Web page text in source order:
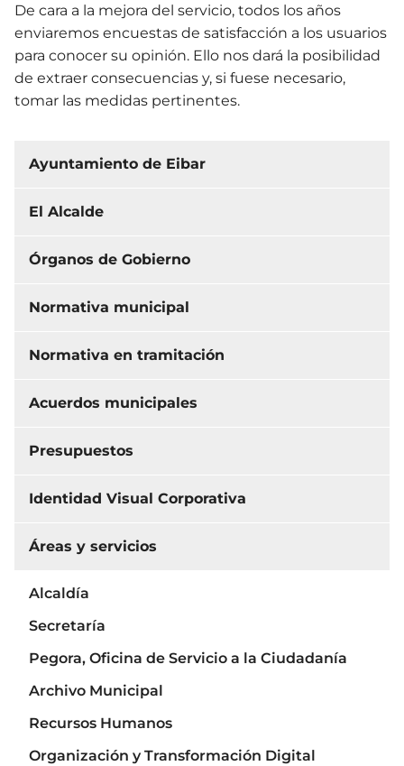
De cara a la mejora del servicio, todos los años
enviaremos encuestas de satisfacción a los usuarios
para conocer su opinión. Ello nos dará la posibilidad
de extraer consecuencias y, si fuese necesario,
tomar las medidas pertinentes.
Ayuntamiento de Eibar
El Alcalde
Órganos de Gobierno
Normativa municipal
Normativa en tramitación
Acuerdos municipales
Presupuestos
Identidad Visual Corporativa
Áreas y servicios
Alcaldía
Secretaría
Pegora, Oficina de Servicio a la Ciudadanía
Archivo Municipal
Recursos Humanos
Organización y Transformación Digital